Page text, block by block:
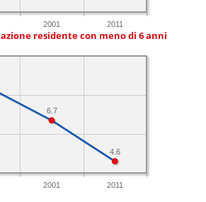
2001 2011
residente con meno di 6 anni
2001 2011
4.6
6.7